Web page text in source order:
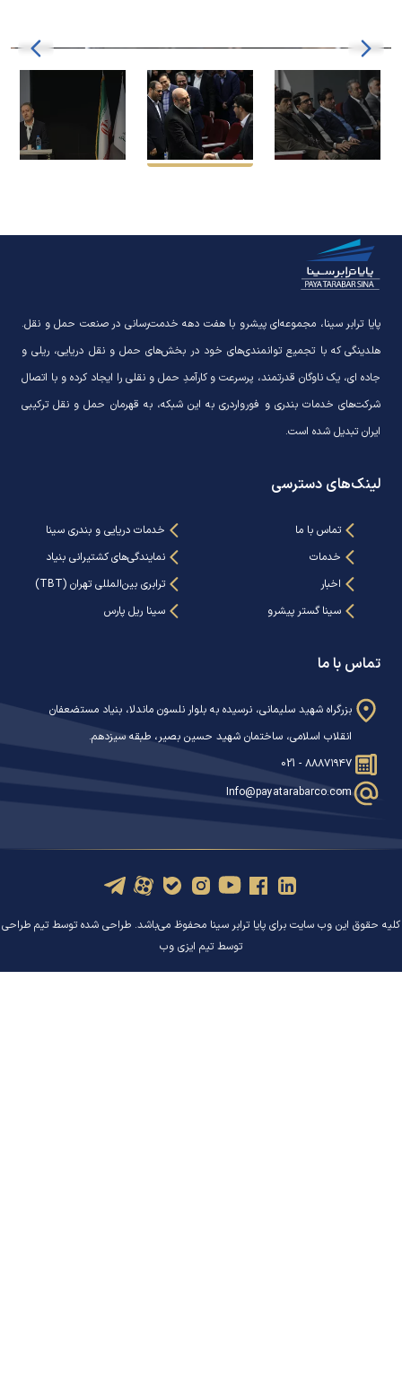
پایا ترابر سینا، مجموعه‌ای پیشرو با هفت دهه خدمت‌رسانی در صنعت حمل و نقل.
هلدینگی که با تجمیع توانمندی‌های خود در بخش‌های حمل و نقل دریایی، ریلی و
جاده ای، یک ناوگان قدرتمند، پرسرعت و کارآمدِ حمل و نقلی را ایجاد کرده و با اتصال
شرکت‌های خدمات بندری و فورواردری به این شبکه، به قهرمان حمل و نقل ترکیبی
ایران تبدیل شده است.
لینک‌های دسترسی
تماس با ما
خدمات دریایی و بندری سینا
خدمات
نمایندگی‌های کشتیرانی بنیاد
اخبار
ترابری بین‌المللی تهران (TBT)
سینا گستر پیشرو
سینا ریل پارس
تماس با ما
بزرگراه شهید سلیمانی، نرسیده به بلوار نلسون ماندلا، بنیاد مستضعفان
انقلاب اسلامی، ساختمان شهید حسین بصیر، طبقه سیزدهم.
021 - ۸۸۸۷۱۹۴۷
Info@payatarabarco.com
کلیه حقوق این وب سایت برای پایا ترابر سینا محفوظ می‌باشد. طراحی شده توسط تیم طراحی
توسط تیم ایزی وب